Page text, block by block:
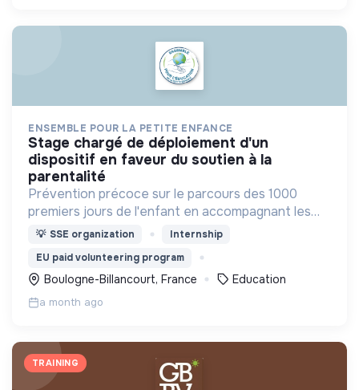
ENSEMBLE POUR LA PETITE ENFANCE
stage chargé de déploiement d'un
dispositif en faveur du soutien à la
parentalité
Prévention précoce sur le parcours des 1000
premiers jours de l'enfant en accompagnant les
professionnels et parents pour développer des
pratiques éducatives favorables au
développement de l'enfant.
💡 SSE organization
Internship
EU paid volunteering program
Boulogne-Billancourt, France Education
a month ago
TRAINING